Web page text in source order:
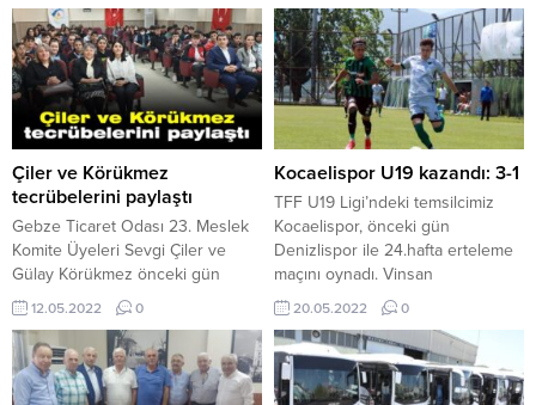
Çiler ve Körükmez
tecrübelerini paylaştı
Gebze Ticaret Odası 23. Meslek
Komite Üyeleri Sevgi Çiler ve
Gülay Körükmez önceki gün
Gebze Ticaret Odası Vakfı
Mesleki ve Teknik Anadolu Lisesi
öğrencileri ile buluştular.
Pazarlama ve satış bölümünün
öğrencileri ile bir araya gelen
12.05.2022 0
Kocaelispor U19 kazandı: 3-1
TFF U19 Ligi’ndeki temsilcimiz
Kocaelispor, önceki gün
Denizlispor ile 24.hafta erteleme
maçını oynadı. Vinsan
Tesisleri’ndeki doğal çim sahada
oynanan maçta etkili bir
performans sergileyen Yeşil-
Siyahlı ekibimiz Ufuk Birdal,
Alperen Özmen ve Kaan Furkan
20.05.2022 0